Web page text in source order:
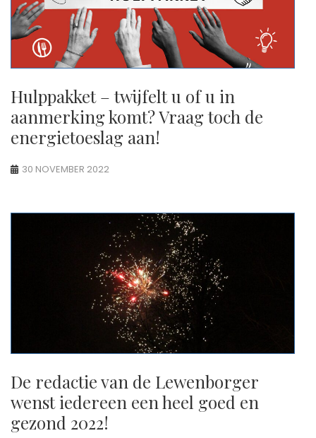
Hulppakket – twijfelt u of u in
aanmerking komt? Vraag toch de
energietoeslag aan!
30 NOVEMBER 2022
De redactie van de Lewenborger
wenst iedereen een heel goed en
gezond 2022!